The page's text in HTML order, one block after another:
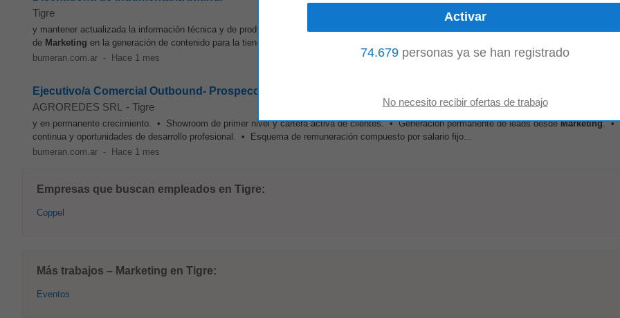
Tigre
y mantener actualizada la información técnica y de producto. Preparar y coordinar avíos, telas y materiales para el ingreso a producción.
de Marketing en la generación de contenido para la tienda online. Participar en la definición...
bumeran.com.ar - Hace 1 mes
Ejecutivo/a Comercial Outbound- Prospección y Cierre/ Ventas Telefónicas
AGROREDES SRL
- Tigre
y en permanente crecimiento. • Showroom de primer nivel y cartera activa de clientes. • Generación permanente de leads desdeMarketing. •
continua y oportunidades de desarrollo profesional. • Esquema de remuneración compuesto por salario fijo...
bumeran.com.ar - Hace 1 mes
Empresas que buscan empleados en Tigre:
Coppel
Más trabajos – Marketing en Tigre:
Eventos
74.679 personas ya se han registrado